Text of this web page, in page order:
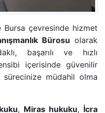
KARARI
GERI BIRAKILMASI
Bursa çevresinde hizmet
Bürosu olarak
başarılı ve hızlı
içerisinde güvenilir
sürecinize müdahil olma
, Miras hukuku, İcra